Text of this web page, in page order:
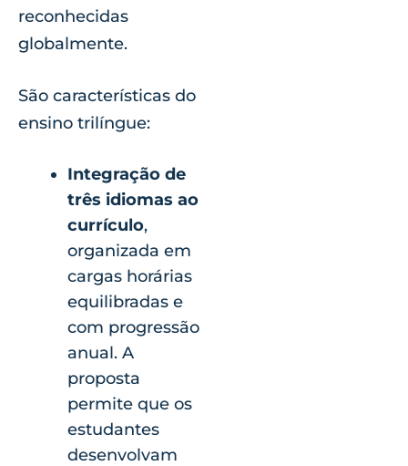
reconhecidas
globalmente.
São características do
ensino trilíngue:
Integração de
três idiomas ao
currículo,
organizada em
cargas horárias
equilibradas e
com progressão
anual. A
proposta
permite que os
estudantes
desenvolvam